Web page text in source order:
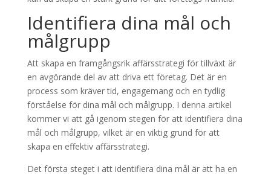
Identifiera dina mål och
målgrupp
Att skapa en framgångsrik affärsstrategi för tillväxt är
en avgörande del av att driva ett företag. Det är en
process som kräver tid, engagemang och en tydlig
förståelse för dina mål och målgrupp. I denna artikel
kommer vi att gå igenom stegen för att identifiera dina
mål och målgrupp, vilket är en viktig grund för att
skapa en effektiv affärsstrategi.
Det första steget i att identifiera dina mål är att ha en